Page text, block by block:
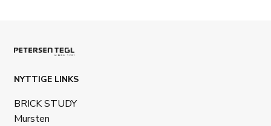
NYTTIGE LINKS
BRICK STUDY
Mursten